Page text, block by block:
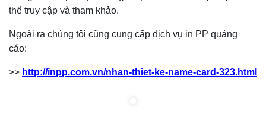
thể truy cập và tham khảo.
Ngoài ra chúng tôi cũng cung cấp dịch vụ in PP quảng
cáo:
>> http://inpp.com.vn/nhan-thiet-ke-name-card-323.html